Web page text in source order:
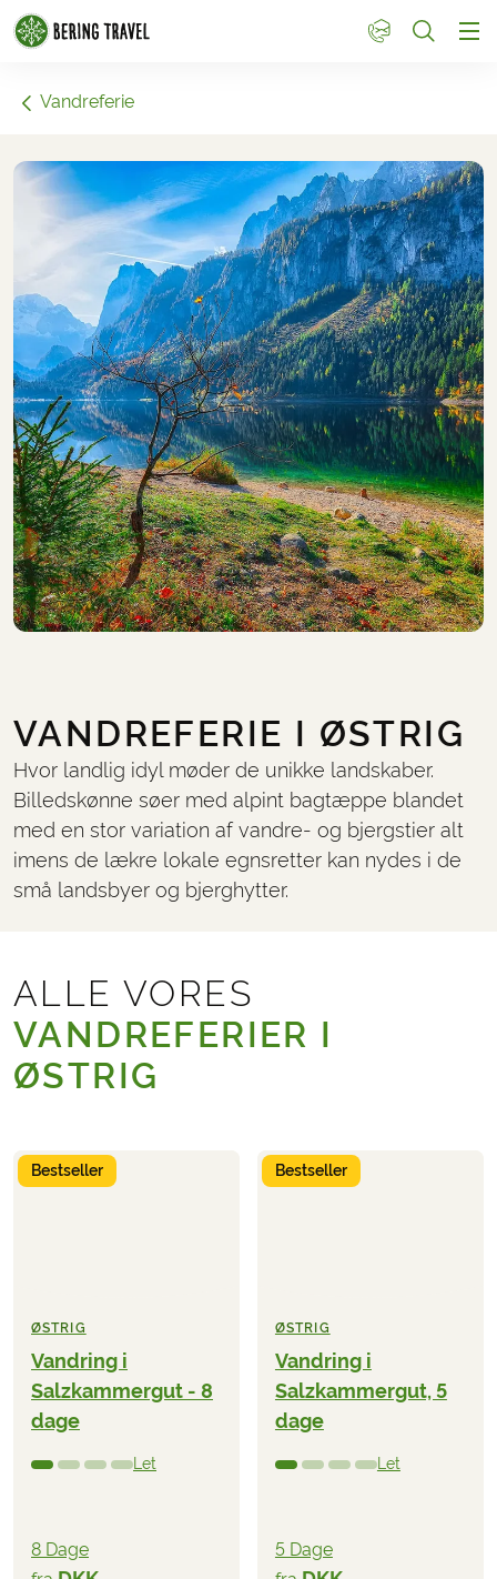
1
Vandreferie
VANDREFERIE I ØSTRIG
Hvor landlig idyl møder de unikke landskaber.
Billedskønne søer med alpint bagtæppe blandet
med en stor variation af vandre- og bjergstier alt
imens de lækre lokale egnsretter kan nydes i de
små landsbyer og bjerghytter.
ALLE VORES
VANDREFERIER I
ØSTRIG
Bestseller
ØSTRIG
Vandring i
Salzkammergut - 8
dage
Let
8 Dage
Bestseller
ØSTRIG
Vandring i
Salzkammergut, 5
dage
Let
5 Dage